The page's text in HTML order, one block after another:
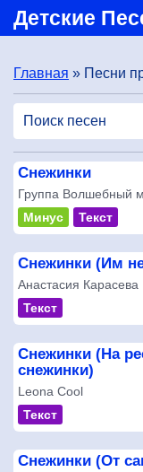
Детские
Главная » Песни
Снежинки
Группа Волшебный
Минус
Текст
Снежинки (Им
Анастасия Карасева
Текст
Снежинки (На
снежинки)
Leona Cool
Текст
Снежинки (От